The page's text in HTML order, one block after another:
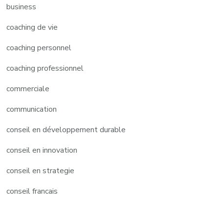
business
coaching de vie
coaching personnel
coaching professionnel
commerciale
communication
conseil en développement durable
conseil en innovation
conseil en strategie
conseil francais